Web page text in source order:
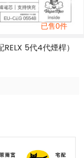
已售0件
5代4代煙桿）